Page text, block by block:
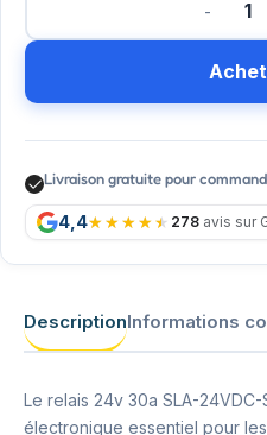
Livraison gratuite pour
4,4 278 avis sur
DescriptionInformations
Le relais 24v 30a SLA-
électronique essentiel pour